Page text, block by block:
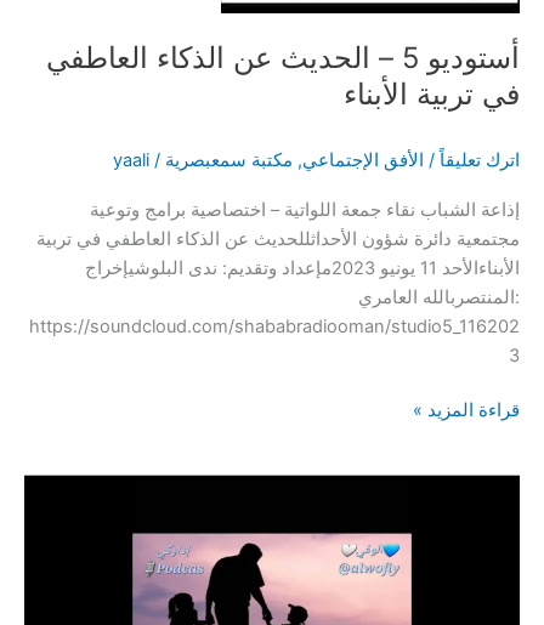
اللواتية
أستوديو 5 – الحديث عن الذكاء العاطفي
في تربية الأبناء
اترك تعليقاً / الأفق الإجتماعي, مكتبة سمعبصرية /
yaali
إذاعة الشباب نقاء جمعة اللواتية – اختصاصية برامج وتوعية
مجتمعية دائرة شؤون الأحداثللحديث عن الذكاء العاطفي في تربية
الأبناءالأحد 11 يونيو 2023مإعداد وتقديم: ندى البلوشيإخراج
:المنتصربالله العامري
https://soundcloud.com/shababradiooman/studio5_116202
3
أستوديو
قراءة المزيد »